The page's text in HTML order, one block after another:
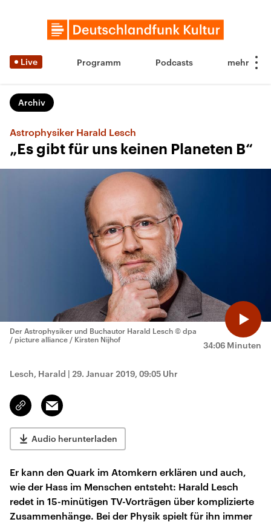
Live Programm Podcasts
Archiv
Astrophysiker Harald Lesch
„Es gibt für uns keinen Planeten B“
34:06 Minuten
Der Astrophysiker und Buchautor Harald Lesch © dpa
/ picture alliance / Kirsten Nijhof
Lesch, Harald | 29. Januar 2019, 09:05 Uhr
Link
kopieren/teilen
Email
Audio herunterladen
Er kann den Quark im Atomkern erklären und auch,
wie der Hass im Menschen entsteht: Harald Lesch
redet in 15-minütigen TV-Vorträgen über komplizierte
Zusammenhänge. Bei der Physik spielt für ihn immer